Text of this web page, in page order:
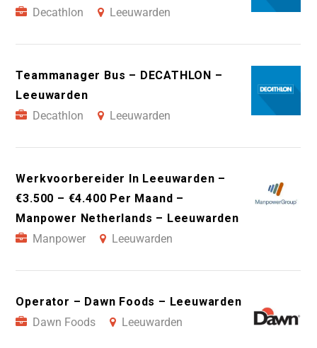
Decathlon
Leeuwarden
Teammanager Bus – DECATHLON –
Leeuwarden
Decathlon
Leeuwarden
Werkvoorbereider In Leeuwarden –
€3.500 – €4.400 Per Maand –
Manpower Netherlands – Leeuwarden
Manpower
Leeuwarden
Operator – Dawn Foods – Leeuwarden
Dawn Foods
Leeuwarden